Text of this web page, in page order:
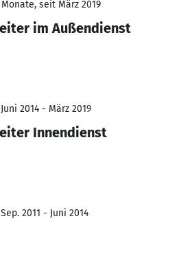
seit März 2019
im Außendienst
2014 - März 2019
Innendienst
2011 - Juni 2014